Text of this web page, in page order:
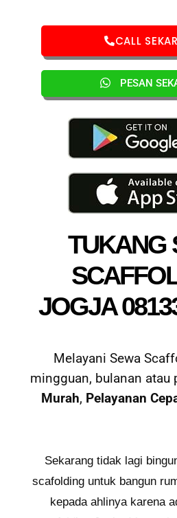
TUKANG
JOGJA
Melayani Sewa
mingguan, bulanan atau
Murah, Pelayanan
Sekarang tidak lagi
scafolding untuk bangun
kepada ahlinya karena
CALL
PESAN